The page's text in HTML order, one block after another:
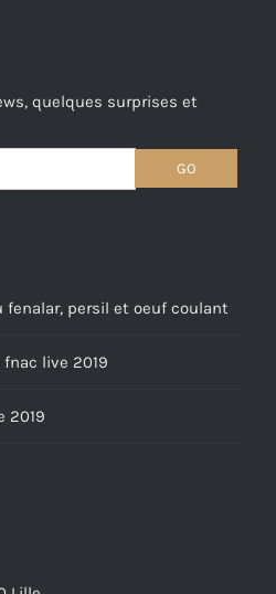
quelques surprises et
fenalar, persil et oeuf coulant
live 2019
2019